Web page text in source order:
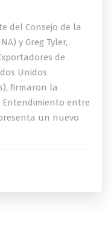
del Consejo de la
y Greg Tyler,
de
Unidos
firmaron la
Entendimiento entre
un nuevo